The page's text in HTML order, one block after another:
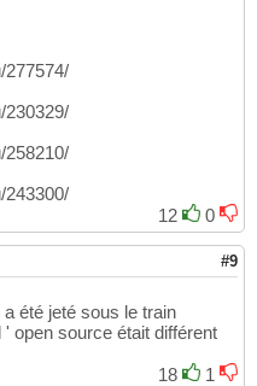
277574/
230329/
258210/
243300/
12
0
#9
été jeté sous le train
open source était différent
18
1